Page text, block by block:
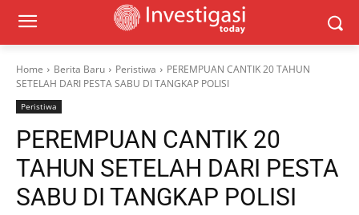
Home Berita Baru Peristiwa
PEREMPUAN CANTIK 20 TAHUN
SETELAH DARI PESTA SABU DI TANGKAP POLISI
Peristiwa
PEREMPUAN CANTIK 20
TAHUN SETELAH DARI PESTA
SABU DI TANGKAP POLISI